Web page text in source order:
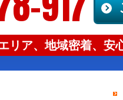
リア、地域密着、